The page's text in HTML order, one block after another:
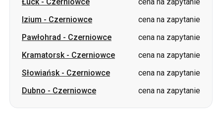
Izium - Czerniowce
cena na zapytanie
Pawłohrad - Czerniowce
cena na zapytanie
Kramatorsk- Czerniowce
cena na zapytanie
Słowiańsk- Czerniowce
cena na zapytanie
Dubno - Czerniowce cena na zapytanie